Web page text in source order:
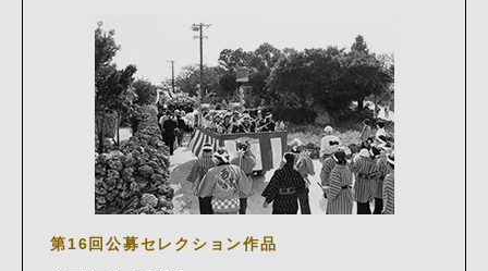
第16回公募セレクション作品